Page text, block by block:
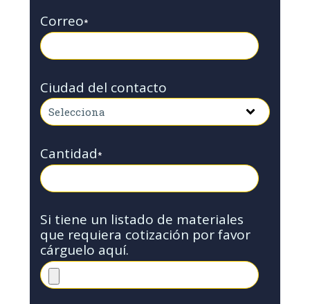
Correo*
Ciudad del contacto
Cantidad*
Si tiene un listado de materiales
que requiera cotización por favor
cárguelo aquí.